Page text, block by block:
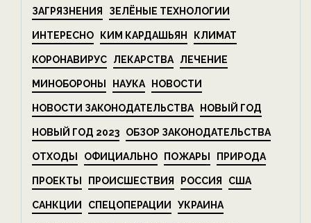
ЗАГРЯЗНЕНИЯ ЗЕЛЁНЫЕ ТЕХНОЛОГИИ
ИНТЕРЕСНО КИМ КАРДАШЬЯН КЛИМАТ
КОРОНАВИРУС ЛЕКАРСТВА ЛЕЧЕНИЕ
МИНОБОРОНЫ НАУКА НОВОСТИ
НОВОСТИ ЗАКОНОДАТЕЛЬСТВА НОВЫЙ ГОД
НОВЫЙ ГОД 2023 ОБЗОР ЗАКОНОДАТЕЛЬСТВА
ОТХОДЫ ОФИЦИАЛЬНО ПОЖАРЫ ПРИРОДА
ПРОЕКТЫ ПРОИСШЕСТВИЯ РОССИЯ США
САНКЦИИ СПЕЦОПЕРАЦИИ УКРАИНА